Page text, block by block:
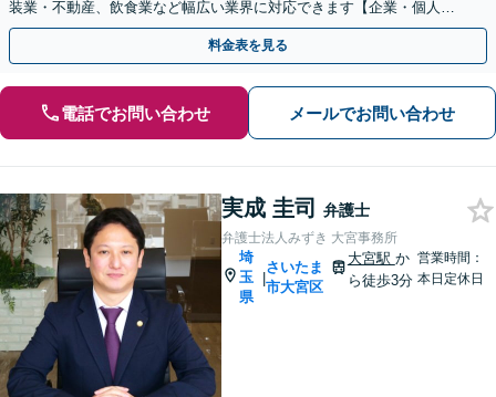
装業・不動産、飲食業など幅広い業界に対応できます【企業・個人事
業主の方初回面談無料】
料金表を見る
電話でお問い合わせ メールでお問い合わせ
実成 圭司 弁護士
弁護士法人みずき 大宮事務所
埼
玉
県
|
さいたま
市大宮区
大宮駅 か
ら徒歩3分
営業時間：
本日定休日